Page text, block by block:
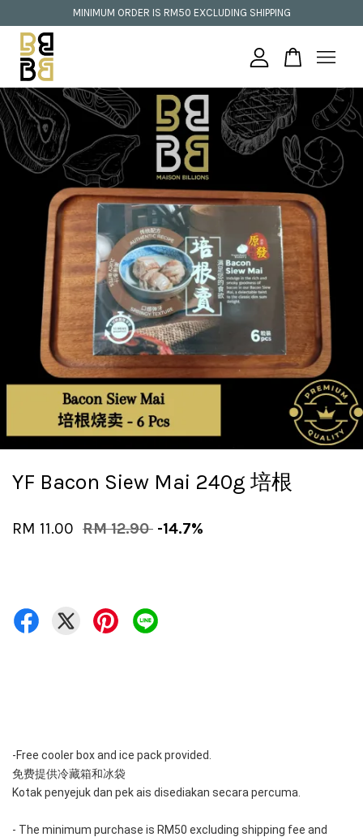
MINIMUM ORDER IS RM50 EXCLUDING SHIPPING
YF Bacon Siew Mai 240g 培根
RM 11.00 RM 12.90 -14.7%
-Free cooler box and ice pack provided.
免费提供冷藏箱和冰袋
Kotak penyejuk dan pek ais disediakan secara percuma.
- The minimum purchase is RM50 excluding shipping fee and
Your cart is currently empty.
CONTINUE SHOPPING